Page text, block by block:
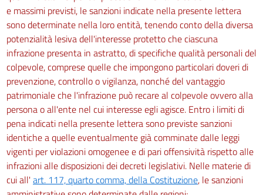
e massimi previsti, le sanzioni indicate nella presente lettera
sono determinate nella loro entità, tenendo conto della diversa
potenzialità lesiva dell'interesse protetto che ciascuna
infrazione presenta in astratto, di specifiche qualità personali del
colpevole, comprese quelle che impongono particolari doveri di
prevenzione, controllo o vigilanza, nonché del vantaggio
patrimoniale che l'infrazione può recare al colpevole ovvero alla
persona o all'ente nel cui interesse egli agisce. Entro i limiti di
pena indicati nella presente lettera sono previste sanzioni
identiche a quelle eventualmente già comminate dalle leggi
vigenti per violazioni omogenee e di pari offensività rispetto alle
infrazioni alle disposizioni dei decreti legislativi. Nelle materie di
cui all' art. 117, quarto comma, della Costituzione, le sanzioni